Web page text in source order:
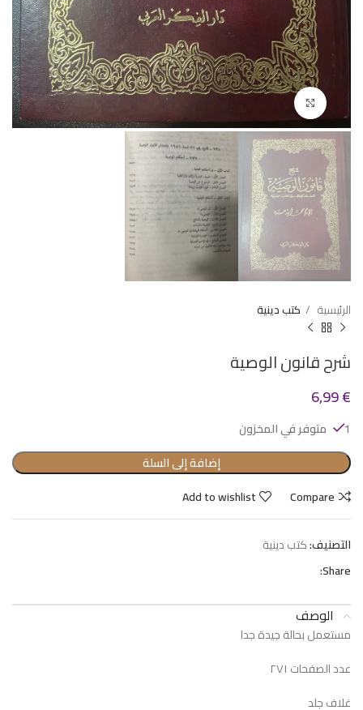
الرئيسية كتب دينية
شرح قانون الوصية
6,99€
1 متوفر في المخزون
إضافة إلى السلة
Compare
Add to wishlist
التصنيف:كتب دينية
Share:
الوصف
مستعمل بحالة جيدة جدا
عدد الصفحات ٢٧١
غلاف جلد